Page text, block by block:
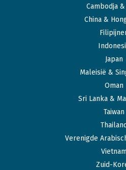
Cambodja &
China &
Japan
Maleisië &
Oman
Sri Lanka &
Taiwan
Thailand
Verenigde
Zuid-